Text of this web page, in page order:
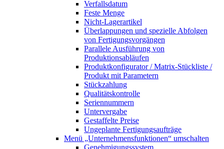
Verfallsdatum
Feste Menge
Nicht-Lagerartikel
Überlappungen und spezielle Abfolgen
von Fertigungsvorgängen
Parallele Ausführung von
Produktionsabläufen
Produktkonfigurator / Matrix-Stückliste /
Produkt mit Parametern
Stückzahlung
Qualitätskontrolle
Seriennummern
Untervergabe
Gestaffelte Preise
Ungeplante Fertigungsaufträge
Menü „Unternehmensfunktionen“ umschalten
Genehmigungssystem